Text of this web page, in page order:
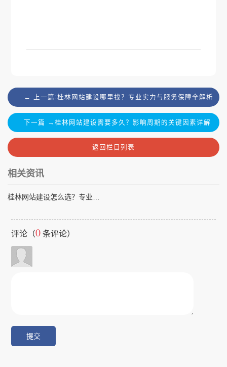
← 上一篇:桂林网站建设哪里找？专业实力与服务保障全解析
下一篇 →桂林网站建设需要多久？影响周期的关键因素详解
返回栏目列表
相关资讯
评论（0 条评论）